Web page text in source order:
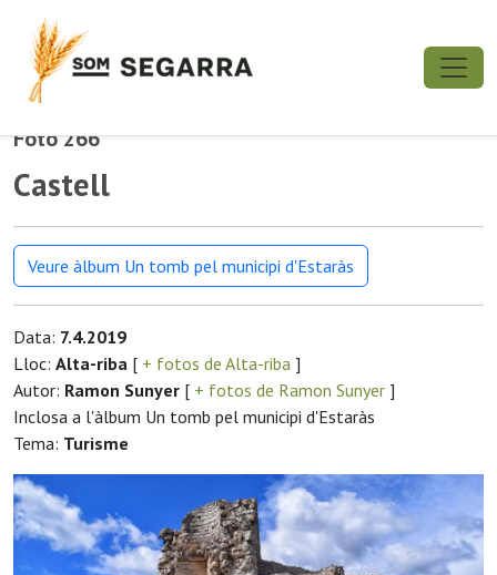
Foto 266
Castell
Veure àlbum Un tomb pel municipi d'Estaràs
Data: 7.4.2019
Lloc: Alta-riba [ + fotos de Alta-riba ]
Autor: Ramon Sunyer [ + fotos de Ramon Sunyer ]
Inclosa a l'àlbum Un tomb pel municipi d'Estaràs
Tema: Turisme